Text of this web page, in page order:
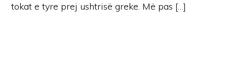
tokat e tyre prej ushtrisë greke. Më pas […]